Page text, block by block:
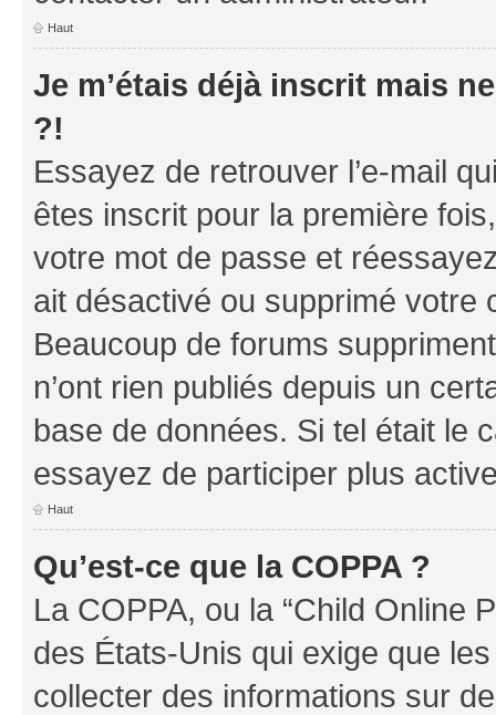
Haut
Je m’étais déjà inscrit mais
?!
Essayez de retrouver l’e-mail
êtes inscrit pour la première
votre mot de passe et
ait désactivé ou supprimé votre
Beaucoup de forums
n’ont rien publiés depuis un
base de données. Si tel était le
essayez de participer plus
Haut
Qu’est-ce que la COPPA ?
La COPPA, ou la “Child Online
des États-Unis qui exige que
collecter des informations sur